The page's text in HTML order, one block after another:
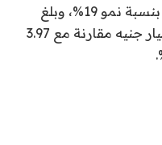
الفترة المماثلة من العام الماضي بنسبة نمو 19%، وبلغ
صافي الربح بعد الضريبة 4.45 مليار جنيه مقارنة مع 3.97